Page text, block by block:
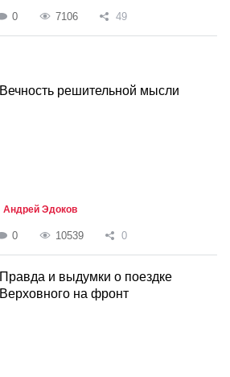
0 7106 49
Вечность решительной мысли
Андрей Эдоков
0 10539 0
Правда и выдумки о поездке
Верховного на фронт